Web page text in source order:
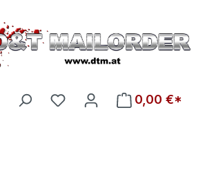
Du hast 0 Produkte auf
0,00 €*